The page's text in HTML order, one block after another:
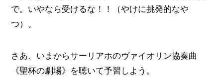
で。いやなら受けるな！！（やけに挑発的なや
つ）。
さあ、いまからサーリアホのヴァイオリン協奏曲
《聖杯の劇場》を聴いて予習しよう。